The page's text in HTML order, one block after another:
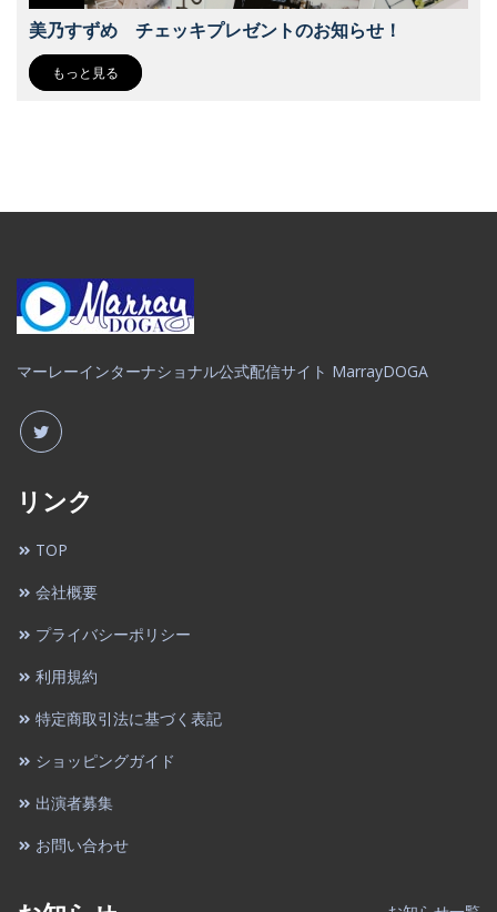
美乃すずめ チェッキプレゼントのお知らせ！
もっと見る
マーレーインターナショナル公式配信サイト MarrayDOGA
リンク
TOP
会社概要
プライバシーポリシー
利用規約
特定商取引法に基づく表記
ショッピングガイド
出演者募集
お問い合わせ